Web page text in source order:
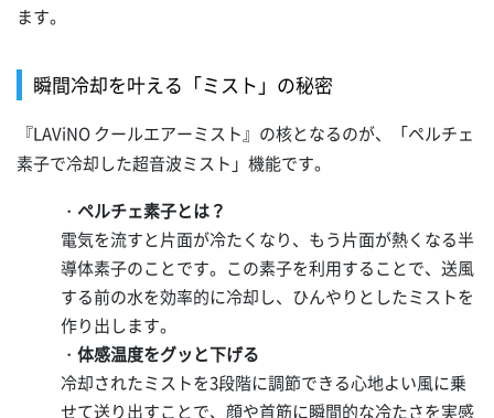
ます。
瞬間冷却を叶える「ミスト」の秘密
『LAViNO クールエアーミスト』の核となるのが、「ペルチェ
素子で冷却した超音波ミスト」機能です。
・ ペルチェ素子とは？
電気を流すと片面が冷たくなり、もう片面が熱くなる半
導体素子のことです。この素子を利用することで、送風
する前の水を効率的に冷却し、ひんやりとしたミストを
作り出します。
・ 体感温度をグッと下げる
冷却されたミストを3段階に調節できる心地よい風に乗
せて送り出すことで、顔や首筋に瞬間的な冷たさを実感